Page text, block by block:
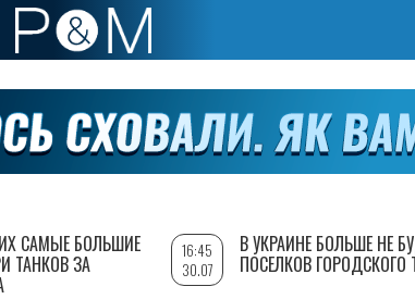
САМЫЕ БОЛЬШИЕ
ТАНКОВ ЗА
16:45
30.07
В УКРАИНЕ БОЛЬШЕ НЕ
ПОСЕЛКОВ ГОРОДСКОГО